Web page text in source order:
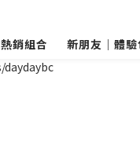
熱銷組合 新朋友｜體